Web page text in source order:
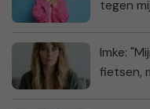
tegen
Imke:
fietsen,